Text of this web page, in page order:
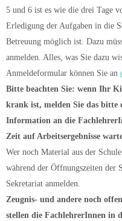
5 und 6 ist es wie die drei Tage
Erledigung der Aufgaben in die
Betreuung möglich ist. Dazu
anmelden. Alles, was Sie dazu
Anmeldeformular können Sie an
Bitte beachten Sie: wenn Ihr
krank ist, melden Sie das bitte
Information an die
Zeit auf Arbeitsergebnisse
Wer noch Material aus der
während der Öffnungszeiten der
Sekretariat anmelden.
Zeugnis- und andere noch
stellen die FachlehrerInnen in